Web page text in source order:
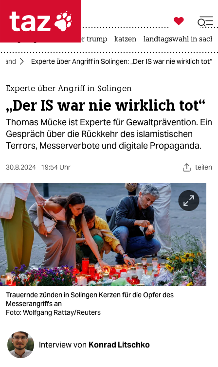
 taz zahl ich
taz zahl ich
themen
politik
öko
sport
berlin
nord
wahrheit
verlag
verlag
shop
fragen & hilfe

taz zahl ich
usa unter trump katzen landtagswahl in
Experte über Angriff in Solingen: „Der IS war nie wirklich tot“
Experte über Angriff in Solingen
„Der IS war nie wirklich tot“
Thomas Mücke ist Experte für Gewaltprävention. Ein
Gespräch über die Rückkehr des islamistischen
Terrors, Messerverbote und digitale Propaganda.
30.8.2024 19:54 Uhr teilen
Trauernde zünden in Solingen Kerzen für die Opfer des
Messerangriffs an
Foto: Wolfgang Rattay/Reuters
Interview von Konrad Litschko